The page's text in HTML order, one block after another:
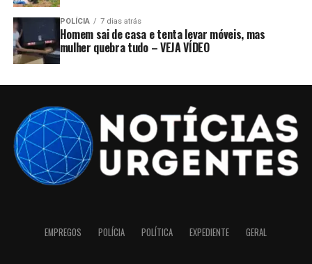
POLÍCIA 7 dias atrás
Homem sai de casa e tenta levar móveis, mas
mulher quebra tudo – VEJA VÍDEO
EMPREGOS POLÍCIA POLÍTICA EXPEDIENTE GERAL